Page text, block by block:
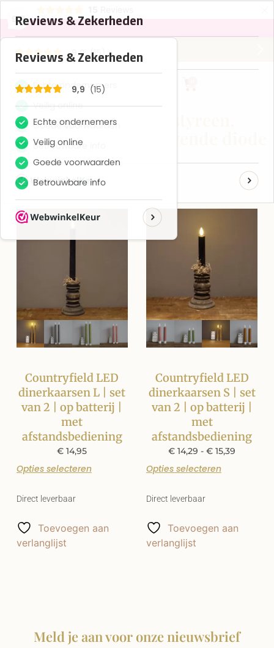
9,9
Gratis verzending vanaf €75,-
Was (kaars), Polystyreen,
Parafinewas, Lichtgevende diode
Countryfield LED
dinerkaarsen L | set
van 2 | op batterij |
met
afstandsbediening
€ 14,95
Opties selecteren
Direct leverbaar
Toevoegen aan
verlanglijst
Countryfield LED
dinerkaarsen S | set
van 2 | op batterij |
met
afstandsbediening
€ 14,29 - € 15,39
Opties selecteren
Direct leverbaar
Toevoegen aan
verlanglijst
Meld je aan voor onze nieuwsbrief